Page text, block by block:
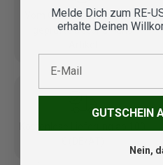
Vom Outdoor Spezialisten
geprüfte Second Hand
Melde Dich zum RE-
erhalte Deinen
GUTSCHEIN
Nein,